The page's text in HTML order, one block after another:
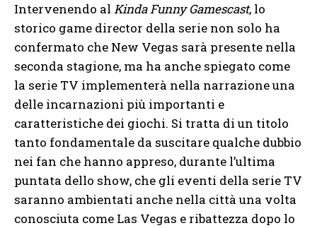
Intervenendo al Kinda Funny Gamescast, lo
storico game director della serie non solo ha
confermato che New Vegas sarà presente nella
seconda stagione, ma ha anche spiegato come
la serie TV implementerà nella narrazione una
delle incarnazioni più importanti e
caratteristiche dei giochi. Si tratta di un titolo
tanto fondamentale da suscitare qualche dubbio
nei fan che hanno appreso, durante l’ultima
puntata dello show, che gli eventi della serie TV
saranno ambientati anche nella città una volta
conosciuta come Las Vegas e ribattezza dopo lo